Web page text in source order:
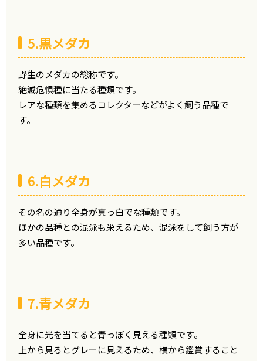
5.黒メダカ
野生のメダカの総称です。
絶滅危惧種に当たる種類です。
レアな種類を集めるコレクターなどがよく飼う品種で
す。
6.白メダカ
その名の通り全身が真っ白でな種類です。
ほかの品種との混泳も栄えるため、混泳をして飼う方が
多い品種です。
7.青メダカ
全身に光を当てると青っぽく見える種類です。
上から見るとグレーに見えるため、横から鑑賞すること